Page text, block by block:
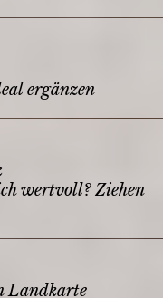
ergänzen
wertvoll? Ziehen
Landkarte